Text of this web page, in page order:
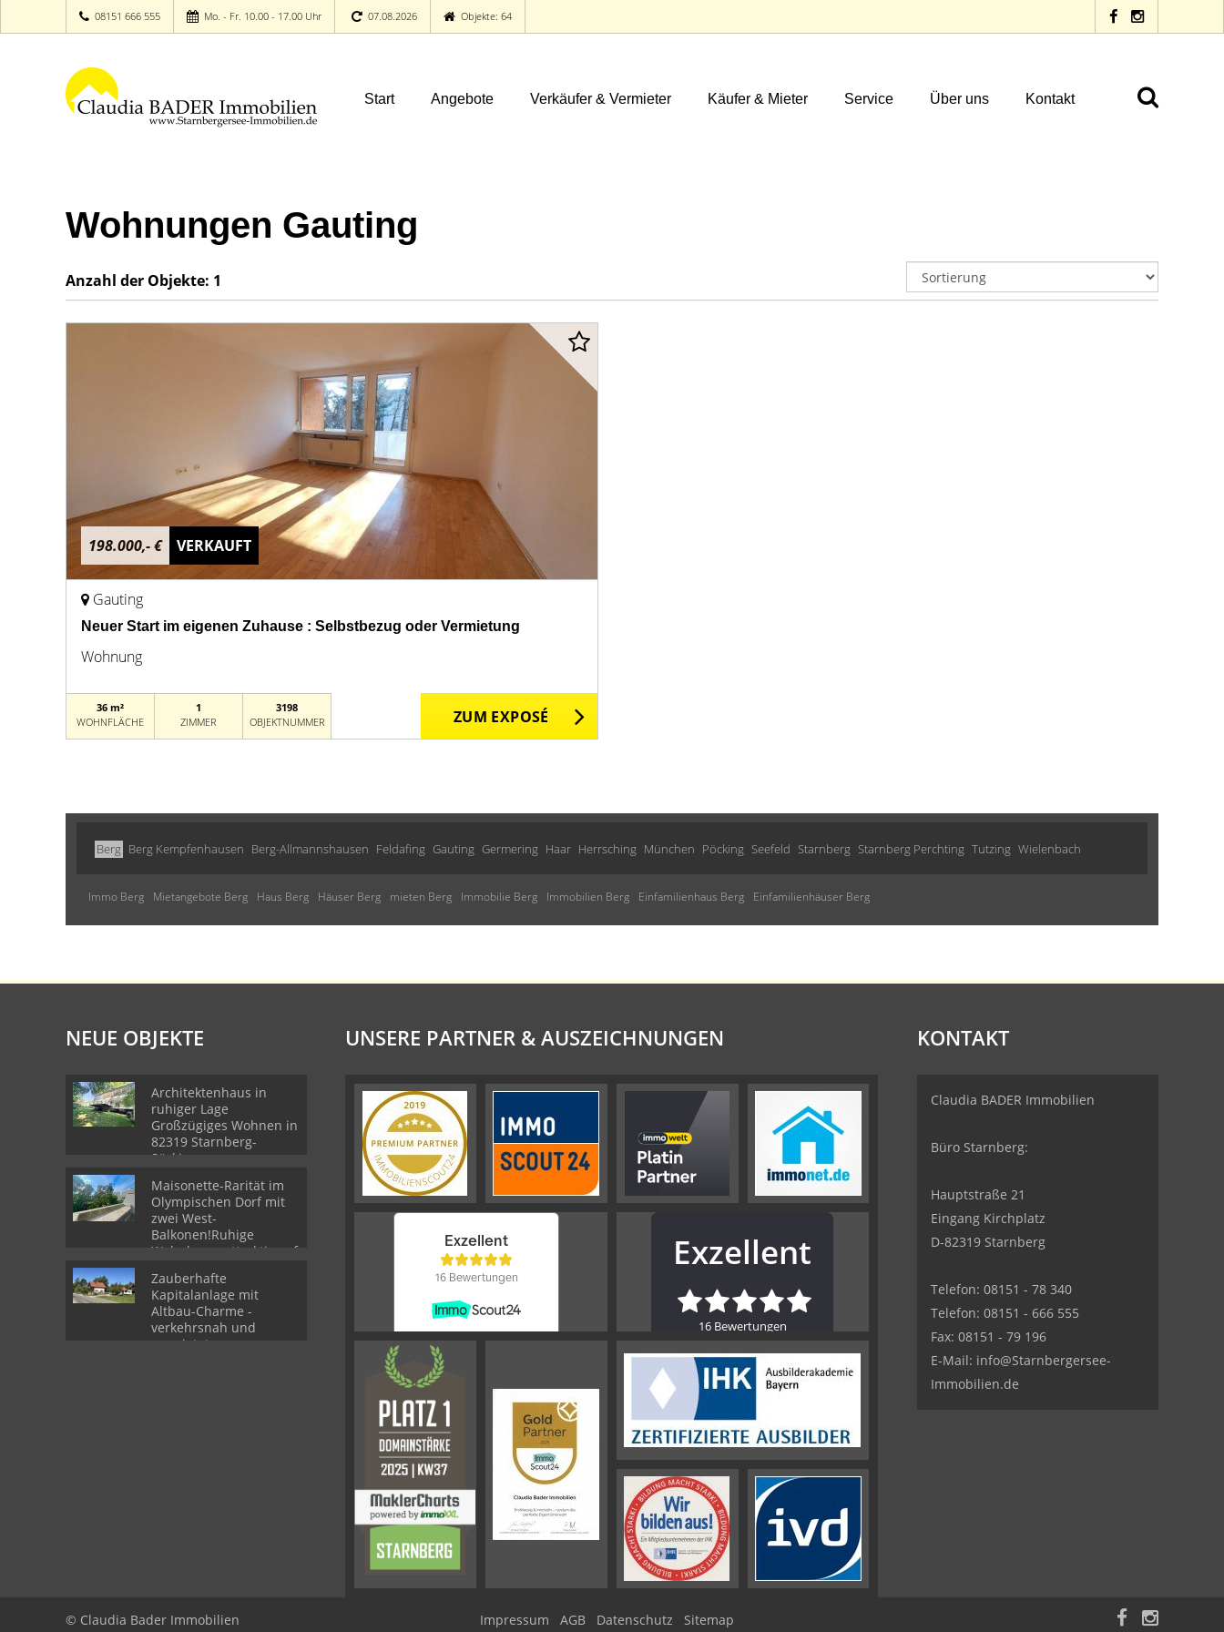
08151 666 555 Mo. - Fr. 10.00 - 17.00 Uhr 07.08.2026 Objekte: 64
Start Angebote Verkäufer & Vermieter Käufer & Mieter Service Über uns Kontakt
Wohnungen Gauting
Anzahl der Objekte: 1
198.000,- € VERKAUFT
Gauting
Neuer Start im eigenen Zuhause : Selbstbezug oder Vermietung
Wohnung
36 m²
WOHNFLÄCHE
1
ZIMMER
3198
OBJEKTNUMMER
ZUM EXPOSÉ
Berg Berg Kempfenhausen Berg-Allmannshausen Feldafing Gauting Germering Haar Herrsching München Pöcking Seefeld Starnberg Starnberg Perchting Tutzing Wielenbach
Immo Berg Mietangebote Berg Haus Berg Häuser Berg mieten Berg Immobilie Berg Immobilien Berg Einfamilienhaus Berg Einfamilienhäuser Berg
NEUE OBJEKTE
Architektenhaus in
ruhiger Lage
Großzügiges Wohnen in
82319 Starnberg-
Söcking
Maisonette-Rarität im
Olympischen Dorf mit
zwei West-
Balkonen!Ruhige
Wohnlage - attraktiv auf
München
Zauberhafte
Kapitalanlage mit
Altbau-Charme -
verkehrsnah und
vermietet
UNSERE PARTNER & AUSZEICHNUNGEN KONTAKT
Claudia BADER Immobilien
Büro Starnberg:
Hauptstraße 21
Eingang Kirchplatz
D-82319 Starnberg
Telefon: 08151 - 78 340
Telefon: 08151 - 666 555
Fax: 08151 - 79 196
E-Mail: info@Starnbergersee-
Immobilien.de
© Claudia Bader Immobilien Impressum AGB Datenschutz Sitemap